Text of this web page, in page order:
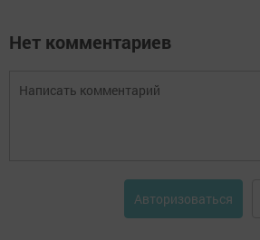
Нет комментариев
Авторизоваться